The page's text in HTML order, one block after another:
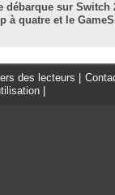
débarque sur Switch
à quatre et le
des lecteurs